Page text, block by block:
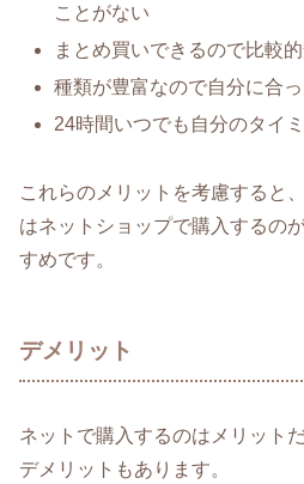
ことがない
まとめ買いできるので比較
種類が豊富なので自分に合
24時間いつでも自分のタイ
これらのメリットを考慮すると
はネットショップで購入するの
すめです。
デメリット
ネットで購入するのはメリット
デメリットもあります。